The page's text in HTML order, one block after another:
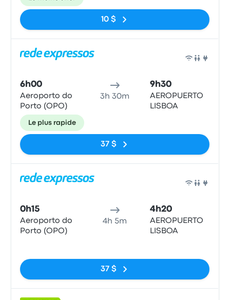
10 $
6h00
Aeroporto do
Porto (OPO)
3h 30m
9h30
AEROPUERTO
LISBOA
Le plus rapide
37 $
0h15
Aeroporto do
Porto (OPO)
4h 5m
4h20
AEROPUERTO
LISBOA
37 $